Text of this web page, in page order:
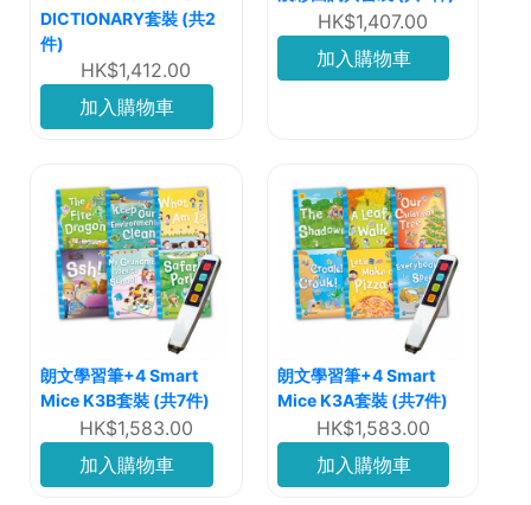
DICTIONARY套裝 (共2
件)
HK$1,412.00
加入購物車
HK$1,407.00
加入購物車
朗文學習筆+4 Smart
Mice K3B套裝 (共7件)
HK$1,583.00
加入購物車
朗文學習筆+4 Smart
Mice K3A套裝 (共7件)
HK$1,583.00
加入購物車